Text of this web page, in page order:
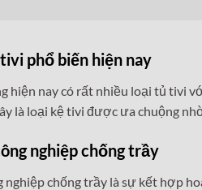
phổ biến hiện nay
hiện nay có rất nhiều loại tủ tivi
là loại kệ tivi được ưa chuộng
nghiệp chống trầy
nghiệp chống trầy là sự kết hợp